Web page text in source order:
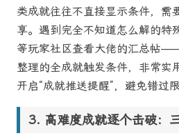
类成就往往不直接显示条件，需
享。遇到完全不知道怎么解的特
等玩家社区查看大佬的汇总帖
整理的全成就触发条件，非常实
开启“成就推送提醒”，避免错过
高难度成就逐个击破：